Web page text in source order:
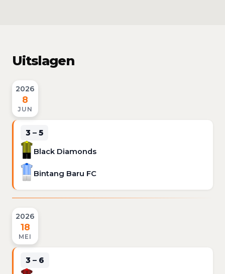
Uitslagen
2026
8
JUN
3 – 5
Black Diamonds
Bintang Baru FC
2026
18
MEI
3 – 6